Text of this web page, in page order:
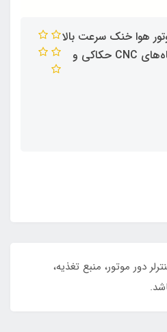
هوا خنک سرعت بالا
400W مناسب برای دستگاه‌های CNC حکاکی و
دور موتور، منبع تغذیه،